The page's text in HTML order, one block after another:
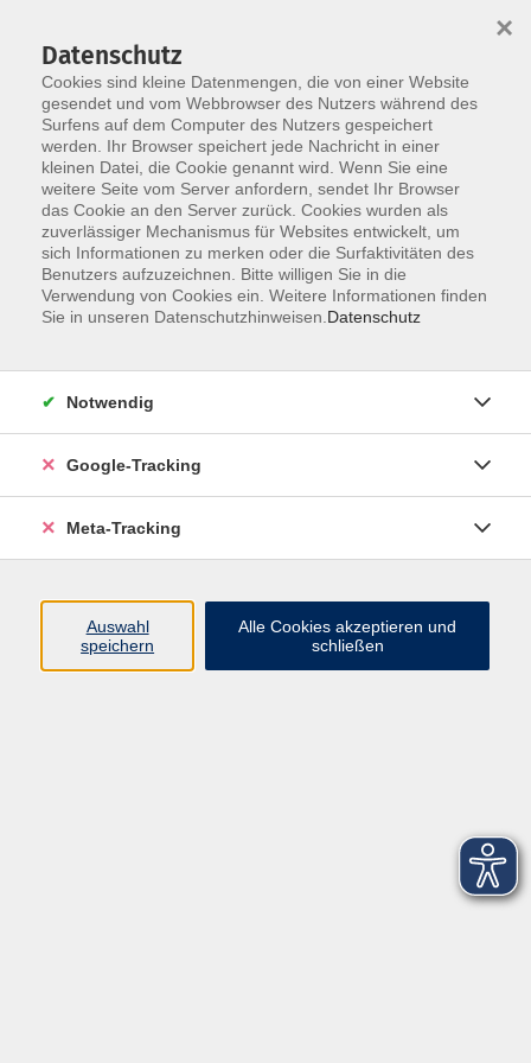
Skip to main content
Der Kurs konnte nicht gefunden werden.
Über uns
Datenschutz
Cookies sind kleine Datenmengen, die von einer Website
gesendet und vom Webbrowser des Nutzers während des
Surfens auf dem Computer des Nutzers gespeichert
werden. Ihr Browser speichert jede Nachricht in einer
kleinen Datei, die Cookie genannt wird. Wenn Sie eine
weitere Seite vom Server anfordern, sendet Ihr Browser
das Cookie an den Server zurück. Cookies wurden als
zuverlässiger Mechanismus für Websites entwickelt, um
sich Informationen zu merken oder die Surfaktivitäten des
Benutzers aufzuzeichnen. Bitte willigen Sie in die
Verwendung von Cookies ein. Weitere Informationen finden
Sie in unseren Datenschutzhinweisen. Datenschutz
×
Notwendig
Google-Tracking
Meta-Tracking
Auswahl
speichern
Alle Cookies akzeptieren und
schließen